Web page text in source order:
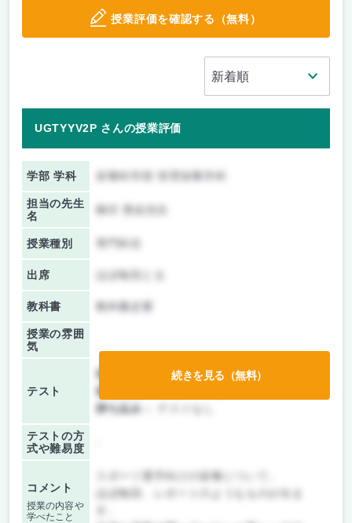
授業評価を確認する（無料）
UGTYYV2P さんの授業評価
学部 学科 栄養科学部 管理栄養学科
担当の先生
名
柳沢 香絵先生
授業種別
出席 ほぼ毎回とる
教科書 教科書必要
授業の雰囲
気
テスト
前期/中間：
レポートのみ
後期/期末：
持ち込み：
テストの方
式や難易度
コメント
授業の内容や
学べたこと
ほぼ毎回、レポートのようなものが出ま
続きを見る（無料）